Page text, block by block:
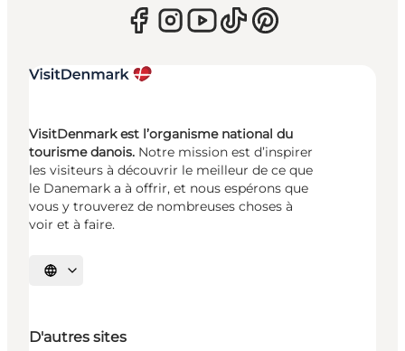
VisitDenmark est l’organisme national du
tourisme danois. Notre mission est d’inspirer
les visiteurs à découvrir le meilleur de ce que
le Danemark a à offrir, et nous espérons que
vous y trouverez de nombreuses choses à
voir et à faire.
Choisissez la langue
D'autres sites